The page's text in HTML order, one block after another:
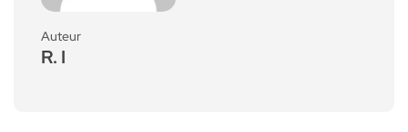
Auteur
R. I